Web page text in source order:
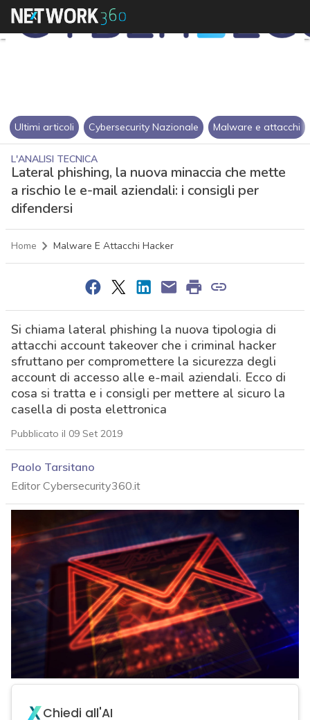
Ultimi articoli Cybersecurity Nazionale Malware e attacchi
L'ANALISI TECNICA
Lateral phishing, la nuova minaccia che mette
a rischio le e-mail aziendali: i consigli per
difendersi
Home Malware E Attacchi Hacker
Si chiama lateral phishing la nuova tipologia di
attacchi account takeover che i criminal hacker
sfruttano per compromettere la sicurezza degli
account di accesso alle e-mail aziendali. Ecco di
cosa si tratta e i consigli per mettere al sicuro la
casella di posta elettronica
Pubblicato il 09 Set 2019
Paolo Tarsitano
Editor Cybersecurity360.it
Chiedi all'AI